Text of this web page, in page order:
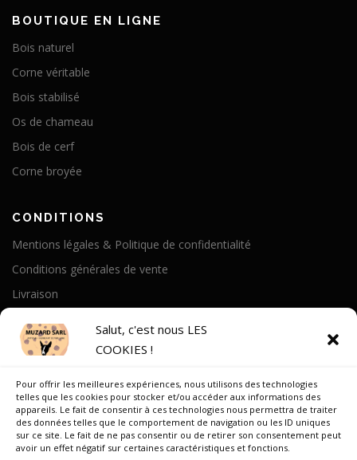
Salut, c'est nous LES
COOKIES !
Pour offrir les meilleures expériences, nous utilisons des technologies
telles que les cookies pour stocker et/ou accéder aux informations des
appareils. Le fait de consentir à ces technologies nous permettra de traiter
des données telles que le comportement de navigation ou les ID uniques
sur ce site. Le fait de ne pas consentir ou de retirer son consentement peut
avoir un effet négatif sur certaines caractéristiques et fonctions.
BOUTIQUE EN LIGNE
Bois naturel
Corne véritable
Bois stabilisé
Os de chameau
Bois de cerf
Corne broyée
CONDITIONS
Mentions légales & Politique de confidentialité
Conditions générales de vente
Livraison
Notre Histoire
On parle de nous
Recrutement